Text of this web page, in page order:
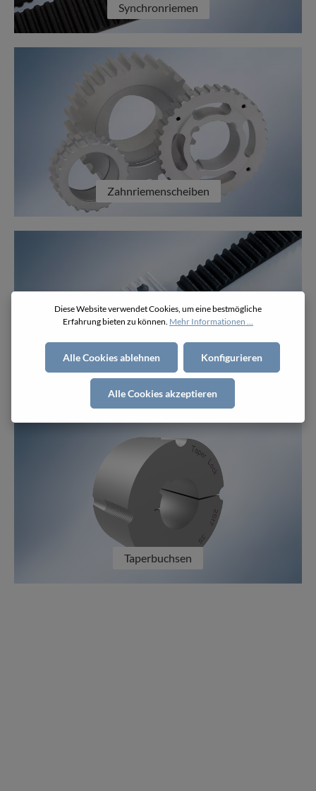
Synchronriemen
Zahnriemenscheiben
Klemmplatten
Taperbuchsen
Diese Website verwendet Cookies, um eine bestmögliche
Erfahrung bieten zu können. Mehr Informationen ...
Alle Cookies ablehnen Konfigurieren
Alle Cookies akzeptieren